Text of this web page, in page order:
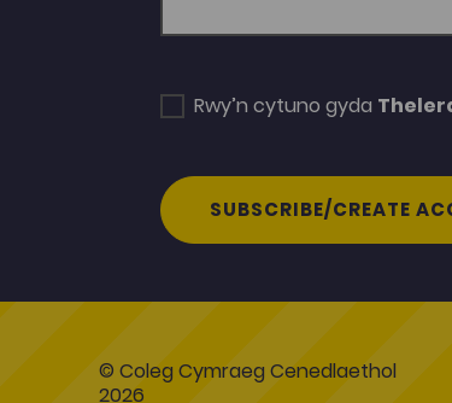
Rwy’n cytuno gyda
SUBSCRIBE/CREATE
© Coleg Cymraeg Cenedlaethol
2026